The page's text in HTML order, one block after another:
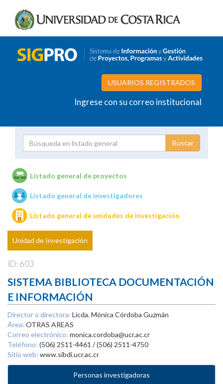
USUARIOS REGISTRADOS
Ingrese con su correo institucional
Unidades de investigación
Listado general de proyectos
Listado general de investigadores
Listado general de unidades de investigación
Unidad de Investigación
ID: 603
SISTEMA BIBLIOTECA DOCUMENTACIÓN
E INFORMACIÓN
Director o directora: Licda. Mónica Córdoba Guzmán
Área: OTRAS AREAS
Correo electrónico: monica.cordoba@ucr.ac.cr
Teléfono: (506) 2511-4461 / (506) 2511-4750
Sitio web: www.sibdi.ucr.ac.cr
Personas investigadoras